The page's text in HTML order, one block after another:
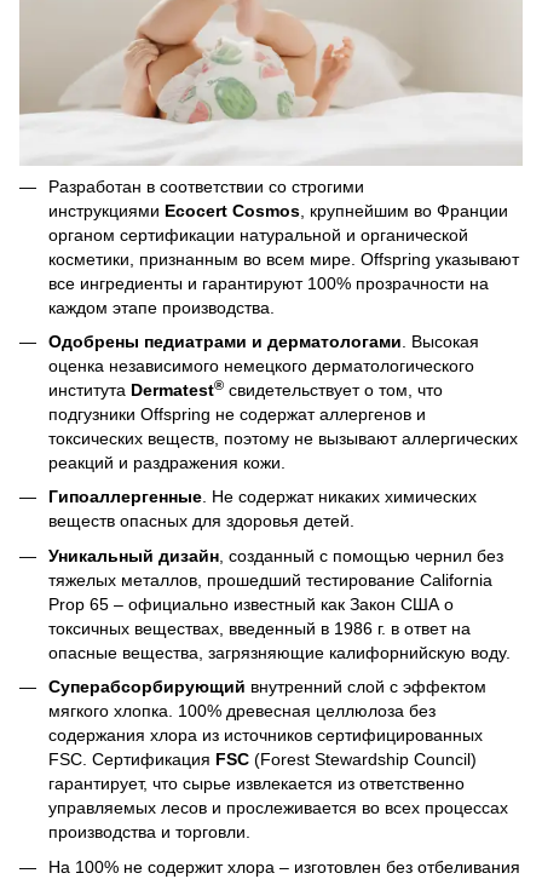
Разработан в соответствии со строгими
инструкциями Ecocert Cosmos , крупнейшим во Франции
органом сертификации натуральной и органической
косметики, признанным во всем мире. Offspring указывают
все ингредиенты и гарантируют 100% прозрачности на
каждом этапе производства.
Одобрены педиатрами и дерматологами . Высокая
оценка независимого немецкого дерматологического
института Dermatest® свидетельствует о том, что
подгузники Offspring не содержат аллергенов и
токсических веществ, поэтому не вызывают аллергических
реакций и раздражения кожи.
Гипоаллергенные. Не содержат никаких химических
веществ опасных для здоровья детей.
Уникальный дизайн , созданный с помощью чернил без
тяжелых металлов, прошедший тестирование California
Prop 65 – официально известный как Закон США о
токсичных веществах, введенный в 1986 г. в ответ на
опасные вещества, загрязняющие калифорнийскую воду.
Суперабсорбирующий внутренний слой с эффектом
мягкого хлопка. 100% древесная целлюлоза без
содержания хлора из источников сертифицированных
FSC. Сертификация FSC (Forest Stewardship Council)
гарантирует, что сырье извлекается из ответственно
управляемых лесов и прослеживается во всех процессах
производства и торговли.
На 100% не содержит хлора – изготовлен без отбеливания